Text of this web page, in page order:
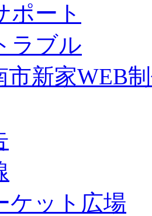
ポート
ラブル
市新家WEB
ケット広場